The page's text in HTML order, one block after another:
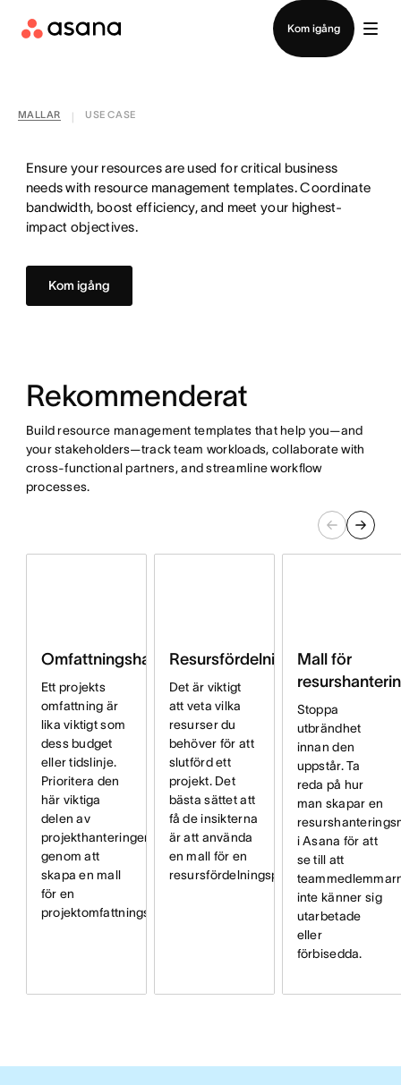
Kom igång
MALLAR USE CASE
Ensure your resources are used for critical business
needs with resource management templates. Coordinate
bandwidth, boost efficiency, and meet your highest-
impact objectives.
Kom igång
Rekommenderat
Build resource management templates that help you—and
your stakeholders—track team workloads, collaborate with
cross-functional partners, and streamline workflow
processes.
Omfattningshanteringsplan
Ett projekts
omfattning är
lika viktigt som
dess budget
eller tidslinje.
Prioritera den
här viktiga
delen av
projekthanteringen
genom att
skapa en mall
för en
projektomfattningsplan.
Resursfördelning
Det är viktigt
att veta vilka
resurser du
behöver för att
slutförd ett
projekt. Det
bästa sättet att
få de insikterna
är att använda
en mall för en
resursfördelningsplan.
Mall för
Stoppa
utbrändhet
innan den
uppstår. Ta
reda på hur
man skapar en
i Asana för att
se till att
inte känner sig
utarbetade
eller
förbisedda.